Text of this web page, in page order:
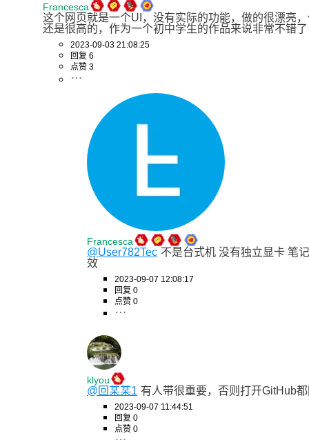
Francesca
这个网页就是一个UI，没有实际的功能，做的很漂亮
还是很高的，作为一个初中学生的作品来说非常不错了
2023-09-03 21:08:25
回复 6
点赞 3
Francesca
@User782Tec 不是台式机 没有独立显卡 笔
效
2023-09-07 12:08:17
回复 0
点赞 0
klyou
@回某某1 有人带很重要，否则打开GitHub
2023-09-07 11:44:51
回复 0
点赞 0